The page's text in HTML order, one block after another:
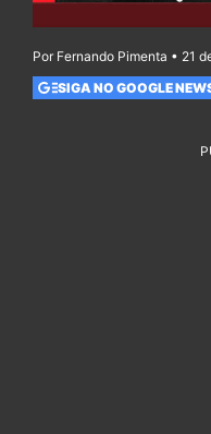
Por Fernando Pimenta • 21
SIGA NO GOOGLE